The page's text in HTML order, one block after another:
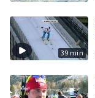
39 min